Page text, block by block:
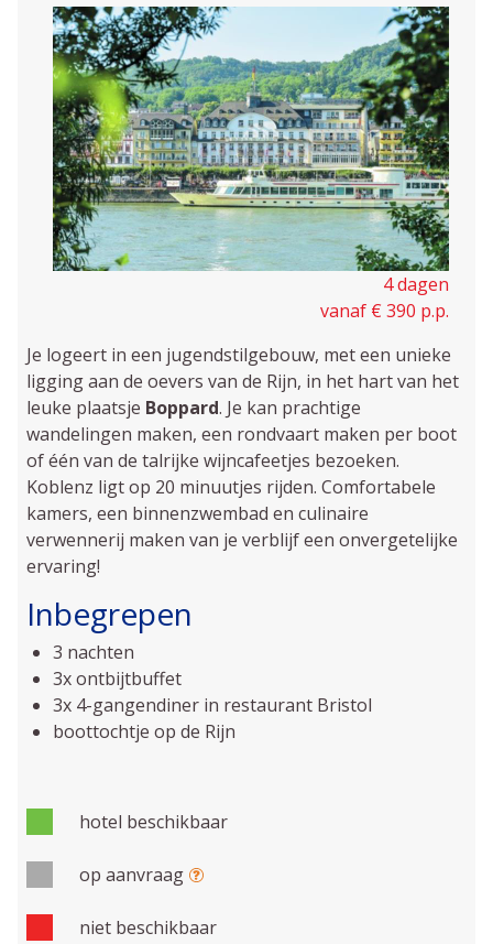
4 dagen
vanaf € 390 p.p.
Je logeert in een jugendstilgebouw, met een unieke
ligging aan de oevers van de Rijn, in het hart van het
leuke plaatsje Boppard. Je kan prachtige
wandelingen maken, een rondvaart maken per boot
of één van de talrijke wijncafeetjes bezoeken.
Koblenz ligt op 20 minuutjes rijden. Comfortabele
kamers, een binnenzwembad en culinaire
verwennerij maken van je verblijf een onvergetelijke
ervaring!
Inbegrepen
3 nachten
3x ontbijtbuffet
3x 4-gangendiner in restaurant Bristol
boottochtje op de Rijn
hotel beschikbaar
op aanvraag
niet beschikbaar